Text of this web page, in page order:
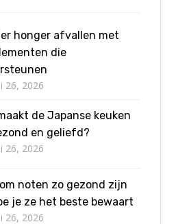
honger afvallen met
die
26, 2026
de Japanse keuken
en geliefd?
26, 2026
noten zo gezond zijn
je ze het beste bewaart
26, 2026